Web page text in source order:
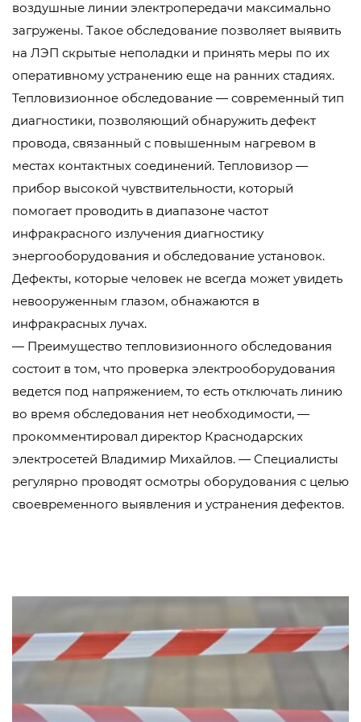
воздушные линии электропередачи максимально
загружены. Такое обследование позволяет выявить
на ЛЭП скрытые неполадки и принять меры по их
оперативному устранению еще на ранних стадиях.
Тепловизионное обследование — современный тип
диагностики, позволяющий обнаружить дефект
провода, связанный с повышенным нагревом в
местах контактных соединений. Тепловизор —
прибор высокой чувствительности, который
помогает проводить в диапазоне частот
инфракрасного излучения диагностику
энергооборудования и обследование установок.
Дефекты, которые человек не всегда может увидеть
невооруженным глазом, обнажаются в
инфракрасных лучах.
— Преимущество тепловизионного обследования
состоит в том, что проверка электрооборудования
ведется под напряжением, то есть отключать линию
во время обследования нет необходимости, —
прокомментировал директор Краснодарских
электросетей Владимир Михайлов. — Специалисты
регулярно проводят осмотры оборудования с целью
своевременного выявления и устранения дефектов.